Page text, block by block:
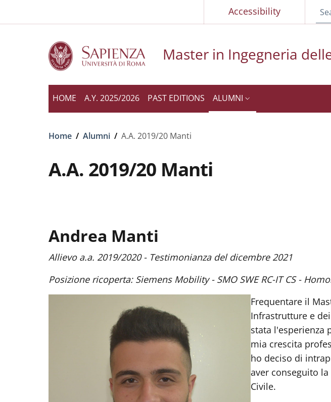
Slim topAccessibility
Master in Ingegneria
HOME A.Y. 2025/2026 PAST EDITIONS ALUMNI
Breadcrumb
Home / Alumni / A.A. 2019/20 Manti
A.A. 2019/20 Manti
Andrea Manti
Allievo a.a. 2019/2020 - Testimonianza del dicembre 2021
Posizione ricoperta: Siemens Mobility - SMO SWE RC-IT CS -
Frequentare il
Infrastrutture e
stata l'esperienza
mia crescita
ho deciso di
aver conseguito
Civile.